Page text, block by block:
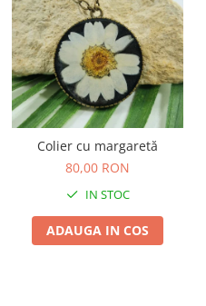
Colier cu margaretă
80,00 RON
IN STOC
ADAUGA IN COS